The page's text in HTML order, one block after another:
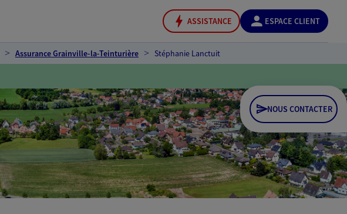
ASSISTANCE ESPACE CLIENT
Assurance Grainville-la-Teinturière Stéphanie Lanctuit
NOUS CONTACTER